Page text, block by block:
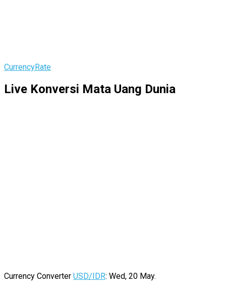
CurrencyRate
Live Konversi Mata Uang Dunia
Currency Converter USD/IDR: Wed, 20 May.